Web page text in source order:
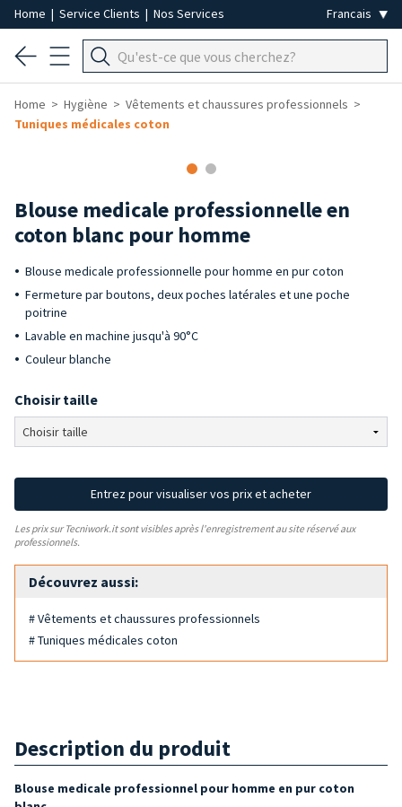
Home | Service Clients | Nos Services
Home Hygiène
Vêtements et chaussures professionnels
Tuniques médicales coton
Blouse medicale professionnelle en
coton blanc pour homme
Blouse medicale professionnelle pour homme en pur coton
Fermeture par boutons, deux poches latérales et une poche
poitrine
Lavable en machine jusqu'à 90°C
Couleur blanche
Choisir taille
Entrez pour visualiser vos prix et acheter
Les prix sur Tecniwork.it sont visibles après l'enregistrement au site réservé aux
professionnels.
Découvrez aussi:
# Vêtements et chaussures professionnels
# Tuniques médicales coton
Description du produit
Blouse medicale professionnel pour homme en pur coton